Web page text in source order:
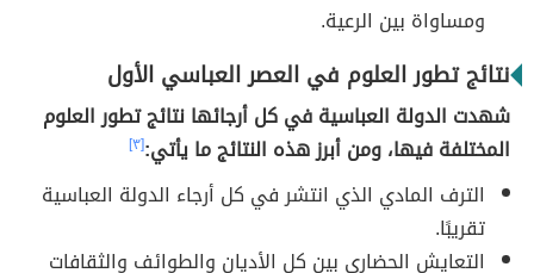
ومساواة بين الرعية.
نتائج تطور العلوم في العصر العباسي الأول
شهدت الدولة العباسية في كل أرجائها نتائج تطور العلوم
المختلفة فيها، ومن أبرز هذه النتائج ما يأتي:[٣]
الترف المادي الذي انتشر في كل أرجاء الدولة العباسية
تقريبًا.
التعايش الحضاري بين كل الأديان والطوائف والثقافات